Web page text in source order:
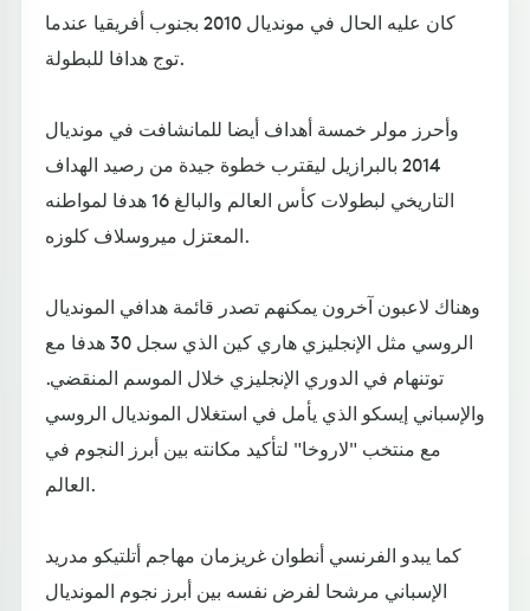
كان عليه الحال في مونديال 2010 بجنوب أفريقيا عندما
توج هدافا للبطولة.
وأحرز مولر خمسة أهداف أيضا للمانشافت في مونديال
2014 بالبرازيل ليقترب خطوة جيدة من رصيد الهداف
التاريخي لبطولات كأس العالم والبالغ 16 هدفا لمواطنه
المعتزل ميروسلاف كلوزه.
وهناك لاعبون آخرون يمكنهم تصدر قائمة هدافي المونديال
الروسي مثل الإنجليزي هاري كين الذي سجل 30 هدفا مع
توتنهام في الدوري الإنجليزي خلال الموسم المنقضي.
والإسباني إيسكو الذي يأمل في استغلال المونديال الروسي
مع منتخب "لاروخا" لتأكيد مكانته بين أبرز النجوم في
العالم.
كما يبدو الفرنسي أنطوان غريزمان مهاجم أتلتيكو مدريد
الإسباني مرشحا لفرض نفسه بين أبرز نجوم المونديال